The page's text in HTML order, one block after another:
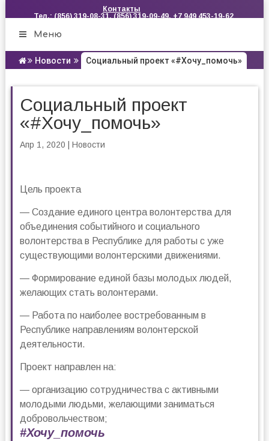
Контакты
Тел.: (856) 319-08-31, (856) 319-09-49, +7 949 453-19-62
Меню
Новости Социальный проект «#Хочу_помочь»
Социальный проект
«#Хочу_помочь»
Апр 1, 2020 Новости
Цель проекта
— Создание единого центра волонтерства для
объединения событийного и социального
волонтерства в Республике для работы с уже
существующими волонтерскими движениями.
— Формирование единой базы молодых людей,
желающих стать волонтерами.
— Работа по наиболее востребованным в
Республике направлениям волонтерской
деятельности.
Проект направлен на:
— организацию сотрудничества с активными
молодыми людьми, желающими заниматься
добровольчеством;
#Хочу_помочь